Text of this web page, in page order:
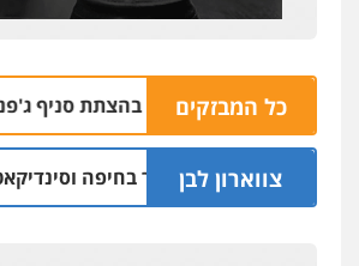
כל המבזקים
בחשד למעורבות בהצתת סניף ג'פניקה
צווארון לבן
יו"ר ש"ס לשעבר בחיפה וסינדיקאט